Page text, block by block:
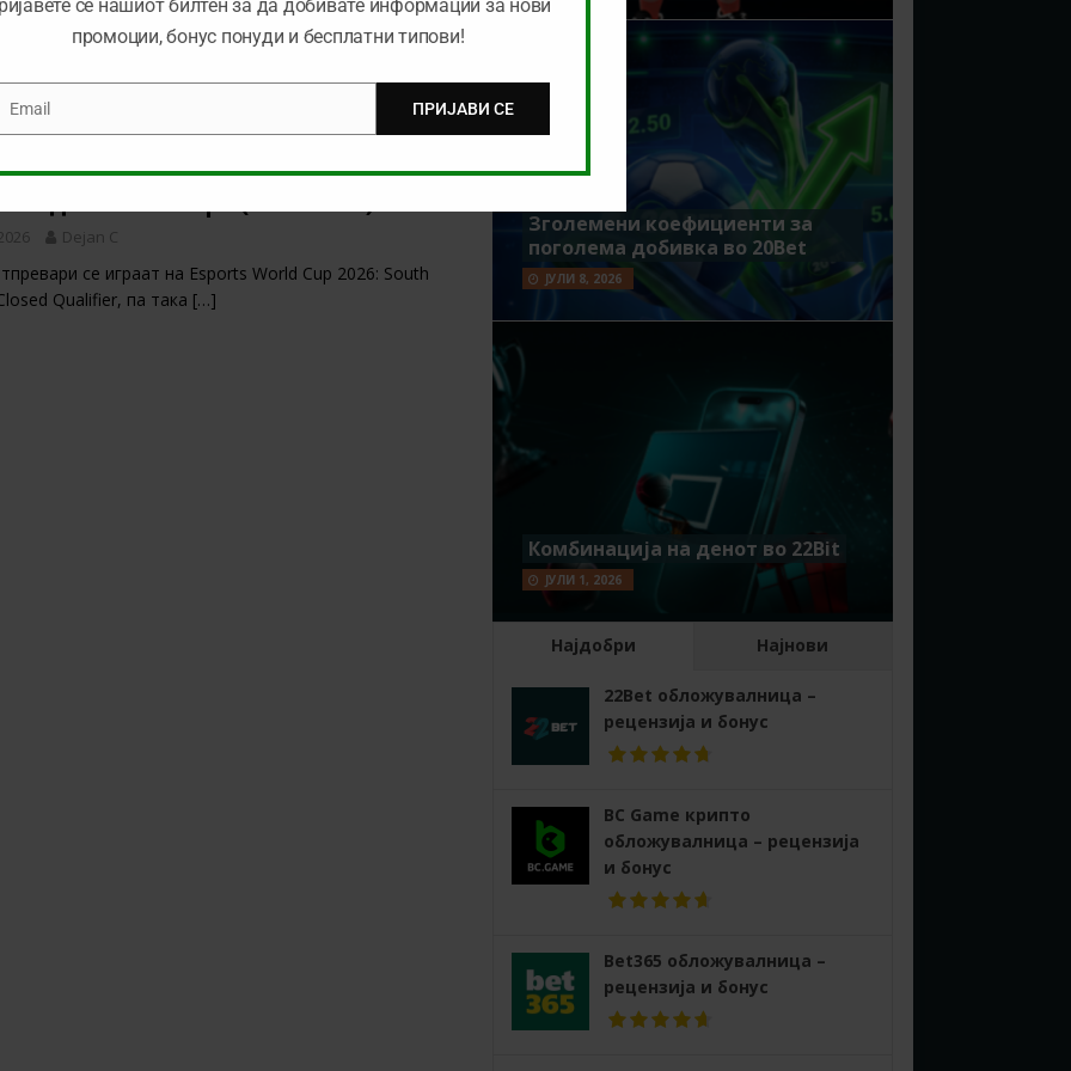
Petar K.
голема понуда за обложување, а ние ќе го
дуелот помеѓѕ репрезентациите на
денот е-Спорт (01.06.2026)
Dejan C
се играат на Esports World Cup 2026: South
Qualifier, па така […]
Зголемени коефициенти за
поголема добивка во 20Bet
ЈУЛИ 8, 2026
Комбинација на денот во 22Bit
ЈУЛИ 1, 2026
Најдобри Најнови
22Bet обложувалница –
рецензија и бонус
BC Game крипто
обложувалница – рецензија
и бонус
Bet365 обложувалница –
рецензија и бонус
се нашиот билтен за да добивате информации за нови
промоции, бонус понуди и бесплатни типови!
Email ПРИЈАВИ СЕ